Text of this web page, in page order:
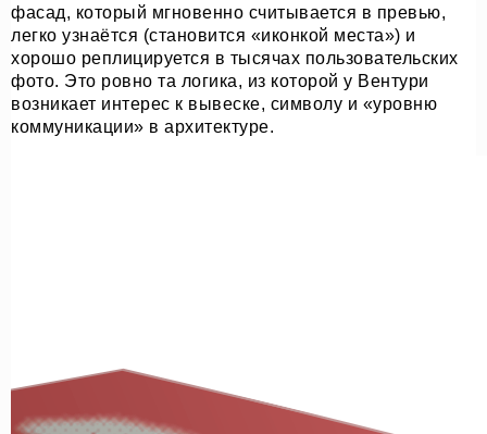
фасад, который мгновенно считывается в превью,
легко узнаётся (становится «иконкой места») и
хорошо реплицируется в тысячах пользовательских
фото. Это ровно та логика, из которой у Вентури
возникает интерес к вывеске, символу и «уровню
коммуникации» в архитектуре.